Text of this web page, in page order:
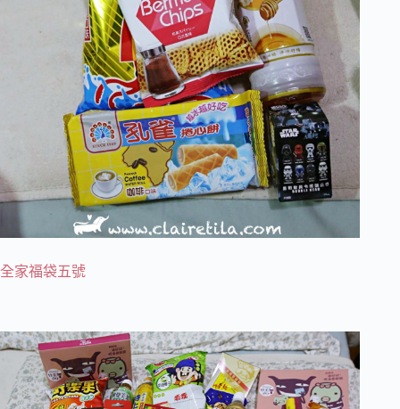
全家福袋五號